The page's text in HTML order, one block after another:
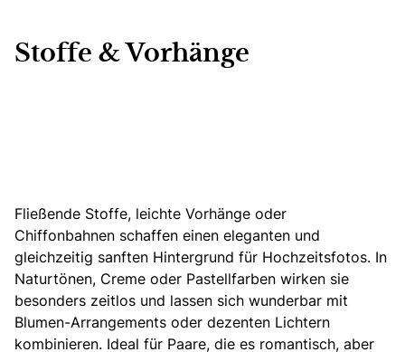
Stoffe & Vorhänge
Fließende Stoffe, leichte Vorhänge oder
Chiffonbahnen schaffen einen eleganten und
gleichzeitig sanften Hintergrund für Hochzeitsfotos. In
Naturtönen, Creme oder Pastellfarben wirken sie
besonders zeitlos und lassen sich wunderbar mit
Blumen-Arrangements oder dezenten Lichtern
kombinieren. Ideal für Paare, die es romantisch, aber